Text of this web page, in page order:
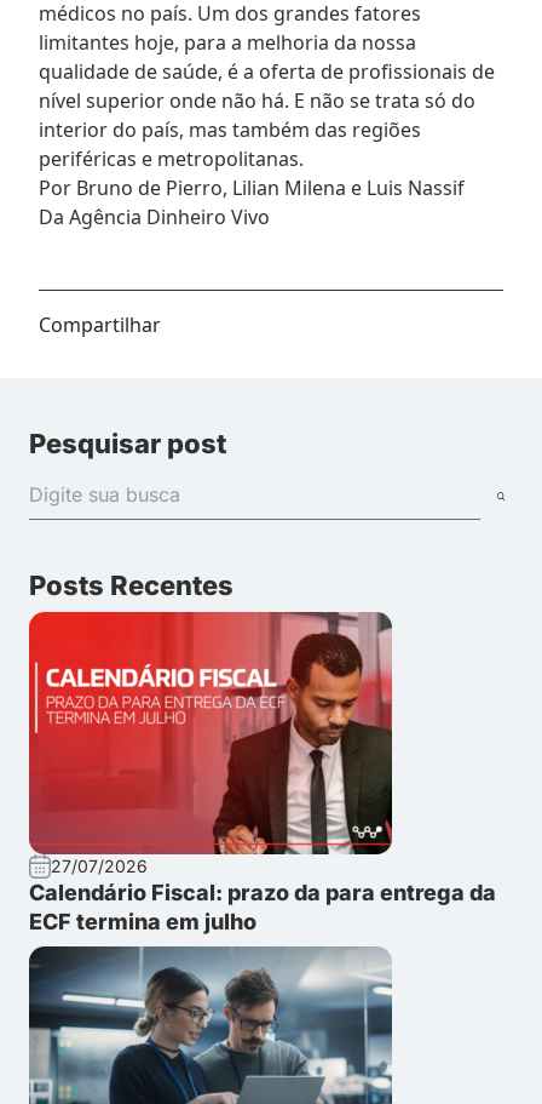
médicos no país. Um dos grandes fatores
limitantes hoje, para a melhoria da nossa
qualidade de saúde, é a oferta de profissionais de
nível superior onde não há. E não se trata só do
interior do país, mas também das regiões
periféricas e metropolitanas.
Por Bruno de Pierro, Lilian Milena e Luis Nassif
Da Agência Dinheiro Vivo
Compartilhar
Pesquisar post
Posts Recentes
27/07/2026
Calendário Fiscal: prazo da para entrega da
ECF termina em julho